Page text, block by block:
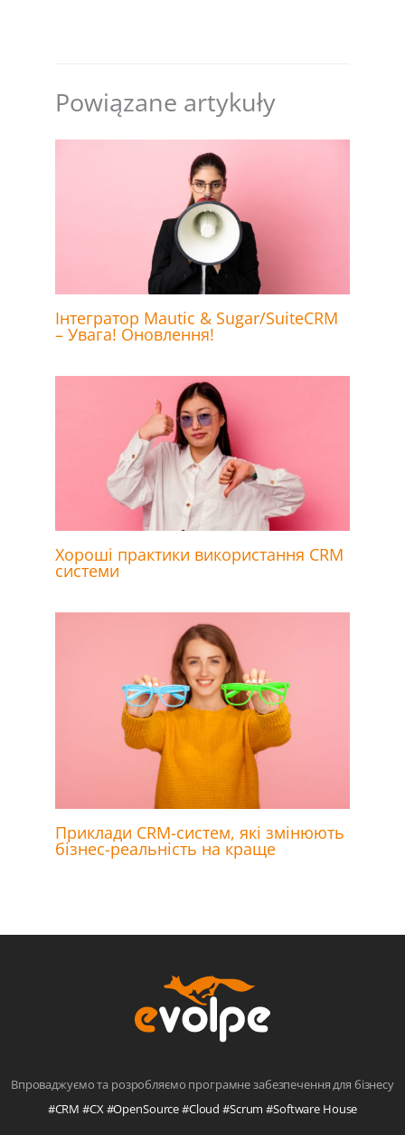
Powiązane artykuły
Інтегратор Mautic & Sugar/SuiteCRM
– Увага! Оновлення!
Хороші практики використання CRM
системи
Приклади CRM-систем, які змінюють
бізнес-реальність на краще
Впроваджуємо та розробляємо програмне забезпечення для бізнесу
#CRM #CX #OpenSource #Cloud #Scrum #Software House